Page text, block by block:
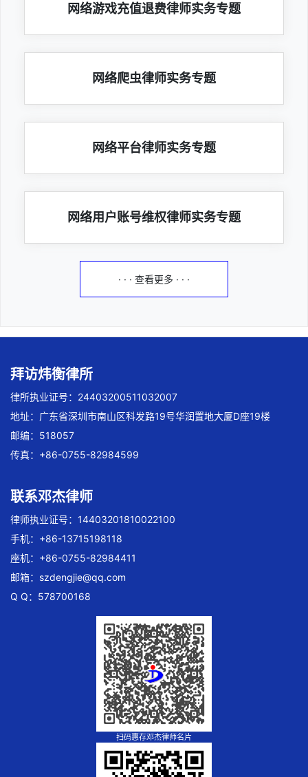
网络游戏充值退费律师实务专题
网络爬虫律师实务专题
网络平台律师实务专题
网络用户账号维权律师实务专题
· · · 查看更多 · · ·
拜访炜衡律所
律所执业证号：24403200511032007
地址：广东省深圳市南山区科发路19号华润置地大厦D座19楼
邮编：518057
传真：+86-0755-82984599
联系邓杰律师
律师执业证号：14403201810022100
手机：+86-13715198118
座机：+86-0755-82984411
邮箱： szdengjie@qq.com
Q Q：578700168
扫码惠存邓杰律师名片